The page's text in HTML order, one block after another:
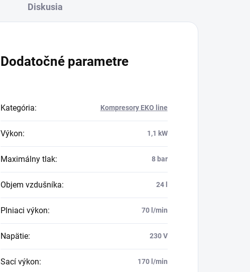
Diskusia
Dodatočné parametre
Kategória: Kompresory EKO line
Výkon: 1,1 kW
Maximálny tlak: 8 bar
Objem vzdušníka: 24 l
Plniaci výkon: 70 l/min
Napätie: 230 V
Sací výkon: 170 l/min